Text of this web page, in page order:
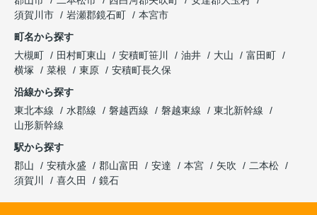
須賀川市
岩瀬郡鏡石町
本宮市
町名から探す
大槻町
田村町東山 安積町笹川 油井 大山
富田町
横塚
菜根 東原
安積町長久保
沿線から探す
東北本線
水郡線 磐越西線 磐越東線
東北新幹線
山形新幹線
駅から探す
郡山
安積永盛 郡山富田 安達 本宮 矢吹
二本松
須賀川
喜久田 鏡石